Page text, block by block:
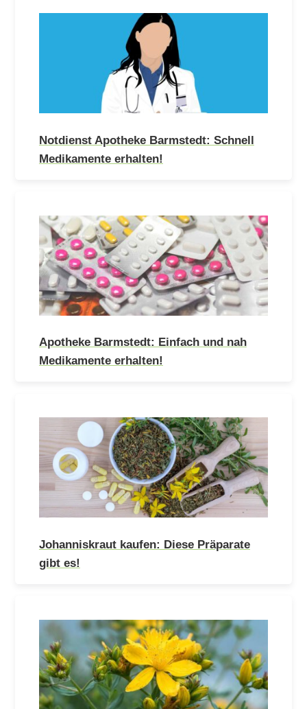
Notdienst Apotheke Barmstedt: Schnell
Medikamente erhalten!
Apotheke Barmstedt: Einfach und nah
Medikamente erhalten!
Johanniskraut kaufen: Diese Präparate
gibt es!